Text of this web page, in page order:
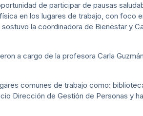
de participar de pausas
en los lugares de trabajo, con foco
la coordinadora de Bienestar y
a cargo de la profesora Carla
comunes de trabajo como:
Dirección de Gestión de Personas y